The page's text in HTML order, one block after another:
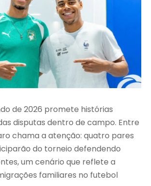
de 2026 promete histórias
disputas dentro de campo. Entre
chama a atenção: quatro pares
do torneio defendendo
um cenário que reflete a
familiares no futebol